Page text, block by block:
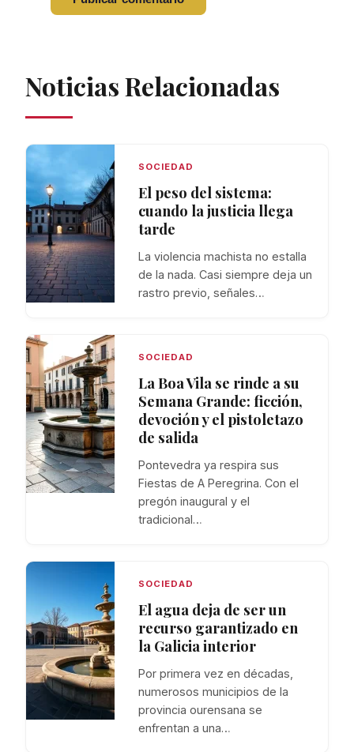
Noticias Relacionadas
SOCIEDAD
El peso del sistema:
cuando la justicia llega
tarde
La violencia machista no estalla
de la nada. Casi siempre deja un
rastro previo, señales…
SOCIEDAD
La Boa Vila se rinde a su
Semana Grande: ficción,
devoción y el pistoletazo
de salida
Pontevedra ya respira sus
Fiestas de A Peregrina. Con el
pregón inaugural y el
tradicional…
SOCIEDAD
El agua deja de ser un
recurso garantizado en
la Galicia interior
Por primera vez en décadas,
numerosos municipios de la
provincia ourensana se
enfrentan a una…